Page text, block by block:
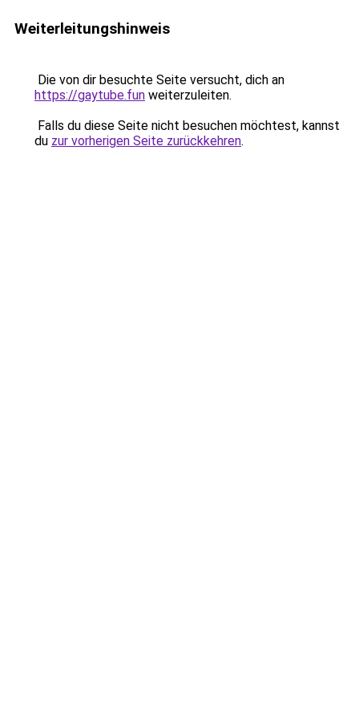
Weiterleitungshinweis
Die von dir besuchte Seite versucht, dich an
https://gaytube.fun weiterzuleiten.
Falls du diese Seite nicht besuchen möchtest, kannst
du zur vorherigen Seite zurückkehren.